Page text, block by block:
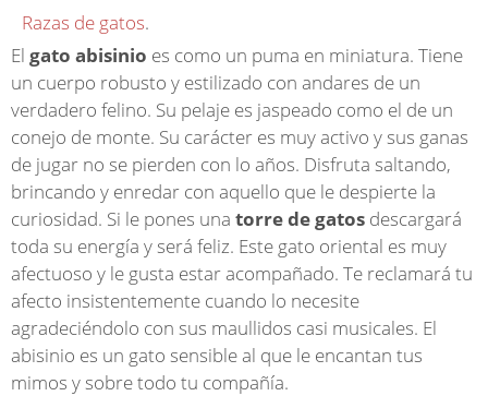
Razas de gatos.
El gato abisinio es como un puma en miniatura. Tiene
un cuerpo robusto y estilizado con andares de un
verdadero felino. Su pelaje es jaspeado como el de un
conejo de monte. Su carácter es muy activo y sus ganas
de jugar no se pierden con lo años. Disfruta saltando,
brincando y enredar con aquello que le despierte la
curiosidad. Si le pones una torre de gatos descargará
toda su energía y será feliz. Este gato oriental es muy
afectuoso y le gusta estar acompañado. Te reclamará tu
afecto insistentemente cuando lo necesite
agradeciéndolo con sus maullidos casi musicales. El
abisinio es un gato sensible al que le encantan tus
mimos y sobre todo tu compañía.